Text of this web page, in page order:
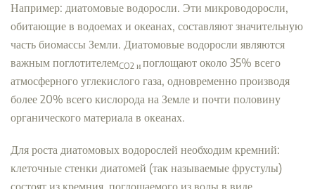
Например: диатомовые водоросли. Эти микроводоросли,
обитающие в водоемах и океанах, составляют значительную
часть биомассы Земли. Диатомовые водоросли являются
важным поглотителемCO2 и поглощают около 35% всего
атмосферного углекислого газа, одновременно производя
более 20% всего кислорода на Земле и почти половину
органического материала в океанах.
Для роста диатомовых водорослей необходим кремний:
клеточные стенки диатомей (так называемые фрустулы)
состоят из кремния, поглощаемого из воды в виде